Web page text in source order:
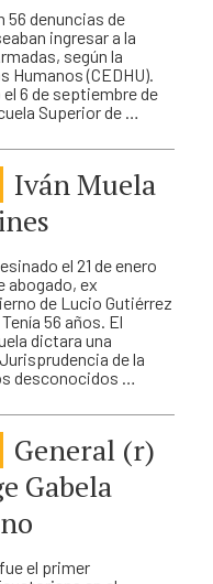
56 denuncias de
ingresar a la
según la
(CEDHU).
6 de septiembre de
Superior de …
Iván Muela
el 21 de enero
abogado, ex
de Lucio Gutiérrez
56 años. El
dictara una
de la
desconocidos …
General (r)
Gabela
el primer